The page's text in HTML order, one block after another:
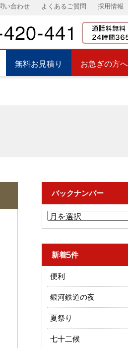
い合わせ よくあるご質問 採用情報
無料お見積り お急ぎの方へ
バックナンバー
新着5件
便利
銀河鉄道の夜
夏祭り
七十二候